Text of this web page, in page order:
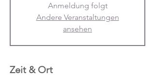
Anmeldung folgt
Andere Veranstaltungen
ansehen
Zeit & Ort